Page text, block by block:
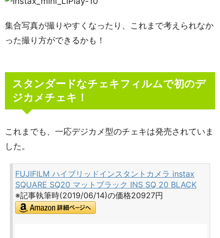
集合写真が撮りやすくなったり、これまで考えられなか
った撮り方ができるかも！
スタンダードなチェキフィルムで初のデ
ジカメチェキ！
これまでも、一応デジカメ型のチェキは発売されていま
した。
FUJIFILM ハイブリッドインスタントカメラ instax
SQUARE SQ20 マットブラック INS SQ 20 BLACK
※記事執筆時(2019/06/14)の価格20927円